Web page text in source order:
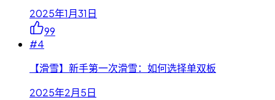
2025年1月31日
99
#4
【滑雪】新手第一次滑雪：如何选择单双板
2025年2月5日